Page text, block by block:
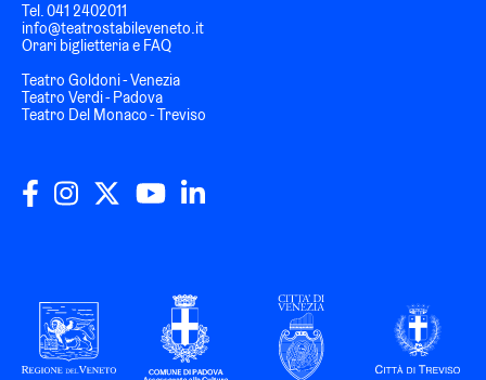
Tel.041 2402011
info@teatrostabileveneto.it
Orari biglietteria e FAQ
Teatro Goldoni - Venezia
Teatro Verdi - Padova
Teatro Del Monaco - Treviso